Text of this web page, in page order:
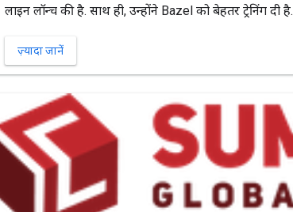
लाइन लॉन्च की है. साथ ही, उन्होंने Bazel को बेहतर ट्रेनिंग दी है.
ज़्यादा जानें